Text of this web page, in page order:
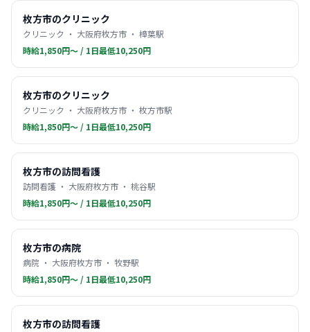
枚方市のクリニック
クリニック ・ 大阪府枚方市 ・ 樟葉駅
時給1,850円〜 / 1日最低10,250円
枚方市のクリニック
クリニック ・ 大阪府枚方市 ・ 枚方市駅
時給1,850円〜 / 1日最低10,250円
枚方市の訪問看護
訪問看護 ・ 大阪府枚方市 ・ 桃谷駅
時給1,850円〜 / 1日最低10,250円
枚方市の病院
病院 ・ 大阪府枚方市 ・ 牧野駅
時給1,850円〜 / 1日最低10,250円
枚方市の訪問看護